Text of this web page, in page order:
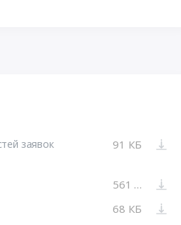
заявок
91 КБ
561 КБ
68 КБ